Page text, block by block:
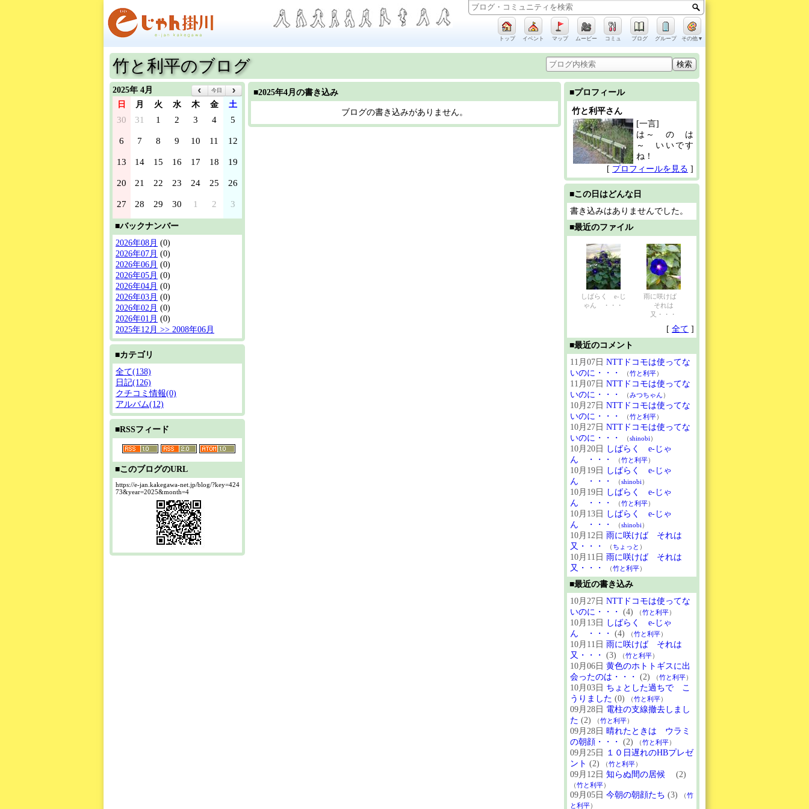
トップ イベント マップ ムービー コミュ ブログ グループ その他▼
竹と利平のブログ
2025年 4月 今日
日 月 火 水 木 金 土
30 31 1 2 3 4 5
6 7 8 9 10 11 12
13 14 15 16 17 18 19
20 21 22 23 24 25 26
27 28 29 30 1 2 3
■バックナンバー
2026年08月 (0)
2026年07月 (0)
2026年06月 (0)
2026年05月 (0)
2026年04月 (0)
2026年03月 (0)
2026年02月 (0)
2026年01月 (0)
2025年12月 >> 2008年06月
■カテゴリ
全て(138)
日記(126)
クチコミ情報(0)
アルバム(12)
■RSSフィード
■このブログのURL
https://e-jan.kakegawa-net.jp/blog/?key=424
73&year=2025&month=4
■2025年4月の書き込み
ブログの書き込みがありません。
■プロフィール
竹と利平さん
[一言]
は～ の は
～ いいです
ね！
[ プロフィールを見る ]
■この日はどんな日
書き込みはありませんでした。
■最近のファイル
しばらく e-じ
ゃん ・・・
雨に咲けば
それは
又・・・
[ 全て ]
■最近のコメント
11月07日 NTTドコモは使ってな
いのに・・・
（竹と利平）
11月07日 NTTドコモは使ってな
いのに・・・
（みつちゃん ）
10月27日 NTTドコモは使ってな
いのに・・・
（竹と利平）
10月27日 NTTドコモは使ってな
いのに・・・
（shinobi ）
10月20日
しばらく e-じゃ
ん ・・・
（竹と利平）
10月19日
しばらく e-じゃ
ん ・・・
（shinobi ）
10月19日
しばらく e-じゃ
ん ・・・
（竹と利平）
10月13日
しばらく e-じゃ
ん ・・・
（shinobi ）
10月12日 雨に咲けば それは
又・・・
（ ちょっと ）
10月11日 雨に咲けば それは
又・・・
（竹と利平）
■最近の書き込み
10月27日 NTTドコモは使ってな
いのに・・・ (4) （竹と利平）
10月13日
しばらく e-じゃ
ん ・・・ (4) （竹と利平）
10月11日 雨に咲けば それは
又・・・ (3) （竹と利平）
10月06日 黄色のホトトギスに出
会ったのは・・・ (2) （竹と利平）
10月03日 ちょとした過ちで こ
うりました (0) （竹と利平）
09月28日 電柱の支線撤去しまし
た (2) （竹と利平）
09月28日 晴れたときは ウラミ
の朝顔・・・ (2) （竹と利平）
09月25日
１０日遅れのHBプレゼ
ント (2) （竹と利平）
09月12日 知らぬ間の居候 (2)
（竹と利平）
09月05日 今朝の朝顔たち (3) （竹
と利平）